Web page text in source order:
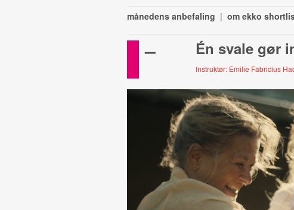
månedens anbefaling | om ekko
– Én svale gør
Instruktør: Emilie Fabricius